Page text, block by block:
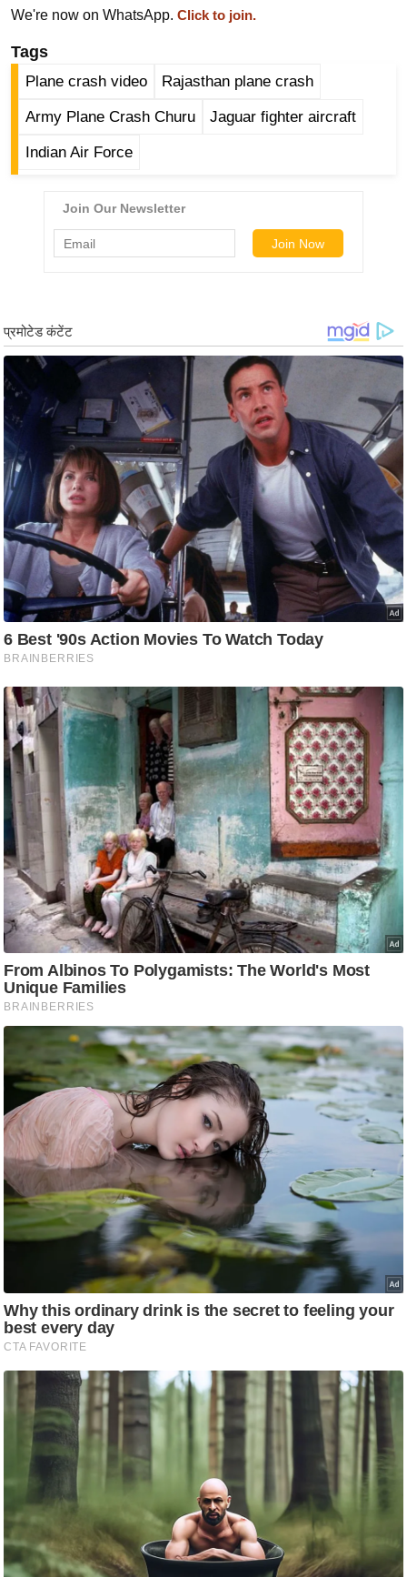
ग
इं
या
सा
टो
व
न्यू
ज
फ
नो
रं
ज
न
ज
ग
त
बॉ
ली
वु
ड
हॉ
ली
ड
फि
ल्म
स
क्षा
B
a
k
i
n
g
N
e
ला
इ
फ
स्टा
इ
क्नॉ
जी
ब्यू
टी
We're now on WhatsApp. Click to join.
Tags
Plane crash video Rajasthan plane crash
Army Plane Crash Churu Jaguar fighter aircraft
Indian Air Force